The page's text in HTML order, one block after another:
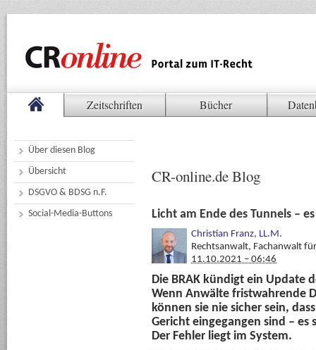
Zeitschriften Bücher
Über diesen Blog
Übersicht
DSGVO & BDSG n.F.
Social-Media-Buttons
CR-online.de Blog
Licht am Ende des Tunnels –
Christian Franz, LL.M.
Rechtsanwalt, Fachanwalt
11.10.2021 – 06:46
Die BRAK kündigt ein Update
Wenn Anwälte fristwahrende
können sie nie sicher sein,
Gericht eingegangen sind –
Der Fehler liegt im System.